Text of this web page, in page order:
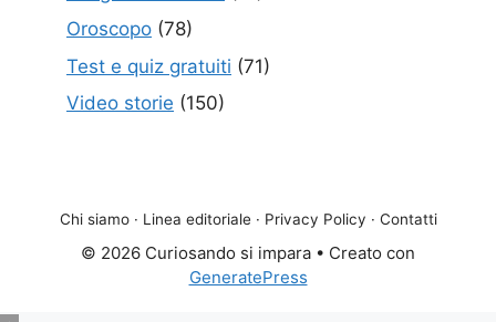
Oroscopo (78)
Test e quiz gratuiti (71)
Video storie (150)
Chi siamo · Linea editoriale · Privacy Policy · Contatti
© 2026 Curiosando si impara • Creato con
GeneratePress